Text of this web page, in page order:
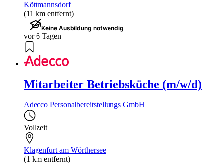
Köttmannsdorf
(11 km entfernt)
Keine Ausbildung notwendig
vor 6 Tagen
Mitarbeiter Betriebsküche (m/w/d)
Adecco Personalbereitstellungs GmbH
Vollzeit
Klagenfurt am Wörthersee
(1 km entfernt)